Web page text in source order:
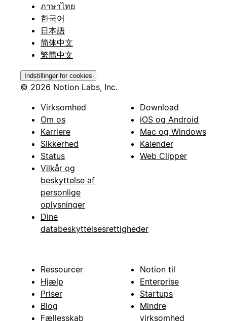
ภาษาไทย
한국어
日本語
简体中文
繁體中文
Indstillinger for cookies
© 2026 Notion Labs, Inc.
Virksomhed
Om os
Karriere
Sikkerhed
Status
Vilkår og
beskyttelse af
personlige
oplysninger
Dine
databeskyttelsesrettigheder
Download
iOS og Android
Mac og Windows
Kalender
Web Clipper
Ressourcer
Hjælp
Priser
Blog
Fællesskab
Notion til
Enterprise
Startups
Mindre
virksomhed